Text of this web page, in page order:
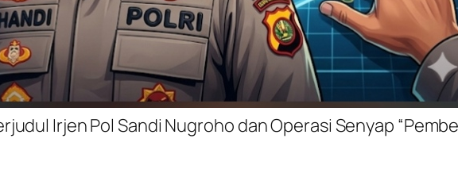
Irjen Pol Sandi Nugroho dan Operasi Senyap